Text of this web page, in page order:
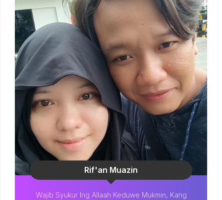
Rif'an Muazin
Wajib Syukur Ing Allaah Keduwe Mukmin, Kang